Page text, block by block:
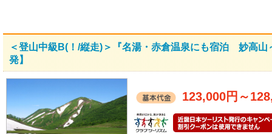
＜登山中級B(！/縦走)＞『名湯・赤倉温泉にも宿泊 妙高
発】
123,000円 ～